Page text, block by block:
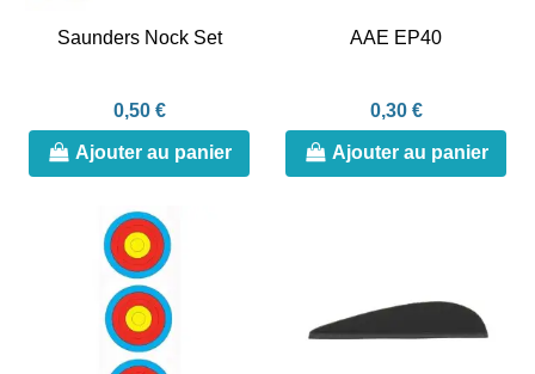
Saunders Nock Set
0,50 €
Ajouter au panier
AAE EP40
0,30 €
Ajouter au panier